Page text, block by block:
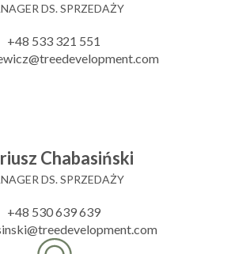
DS. SPRZEDAŻY
+48 533 321 551
Chabasiński
DS. SPRZEDAŻY
+48 530 639 639